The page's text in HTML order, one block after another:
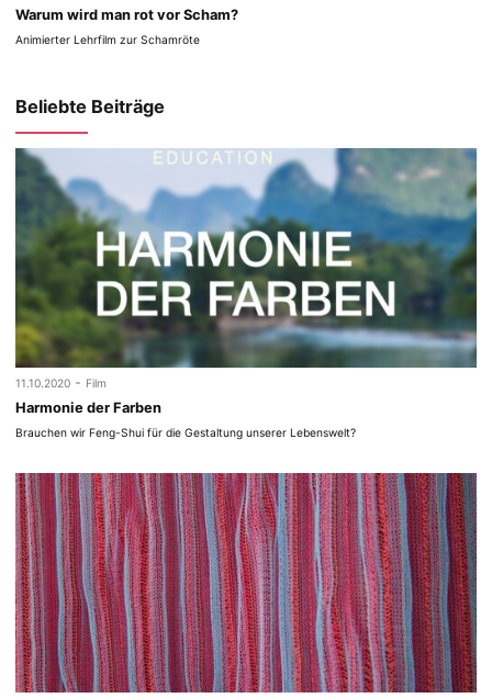
Warum wird man rot vor Scham?
Animierter Lehrfilm zur Schamröte
Beliebte Beiträge
11.10.2020 - Film
Harmonie der Farben
Brauchen wir Feng-Shui für die Gestaltung unserer Lebenswelt?